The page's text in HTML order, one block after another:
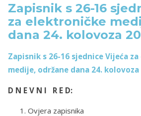
Zapisnik s 26-16
za elektroničke
dana 24. kolovoza
Zapisnik s 26-16 sjednice Vijeća
medije, održane dana 24. kolovoza
D N E V N I R E D:
Ovjera zapisnika